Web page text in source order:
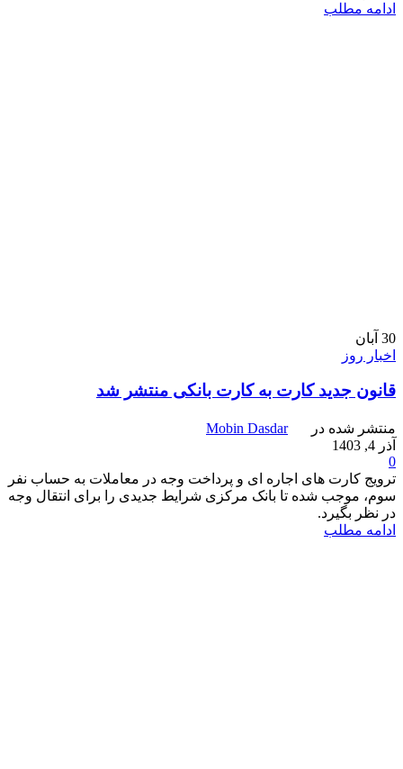
ادامه مطلب
30 آبان
اخبار روز
قانون جدید کارت به کارت بانکی منتشر شد
منتشر شده در
Mobin Dasdar
آذر 4, 1403
0
ترویج کارت های اجاره ای و پرداخت وجه در معاملات به حساب نفر
سوم، موجب شده تا بانک مرکزی شرایط جدیدی را برای انتقال وجه
در نظر بگیرد.
ادامه مطلب